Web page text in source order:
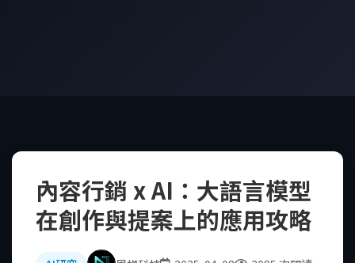
內容行銷 x AI：大語言模型
在創作與提案上的應用攻略